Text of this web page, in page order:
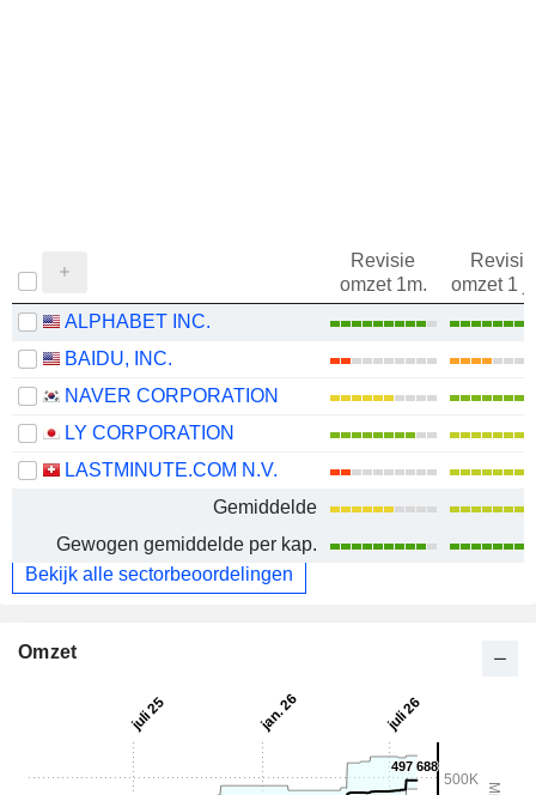
Revisie
omzet 1m.
Revisie
omzet 1
ALPHABET INC.
BAIDU, INC.
NAVER CORPORATION
LY CORPORATION
LASTMINUTE.COM N.V.
Gemiddelde
Gewogen gemiddelde per kap.
Bekijk alle sectorbeoordelingen
Omzet